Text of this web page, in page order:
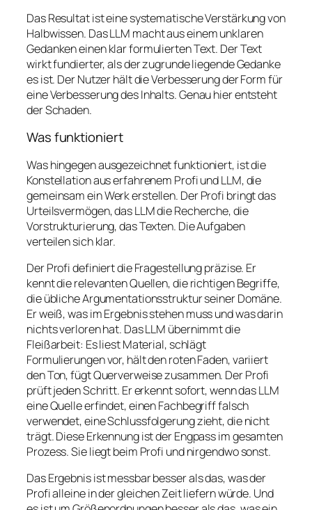
Das Resultat ist eine systematische Verstärkung von
Halbwissen. Das LLM macht aus einem unklaren
Gedanken einen klar formulierten Text. Der Text
wirkt fundierter, als der zugrunde liegende Gedanke
es ist. Der Nutzer hält die Verbesserung der Form für
eine Verbesserung des Inhalts. Genau hier entsteht
der Schaden.
Was funktioniert
Was hingegen ausgezeichnet funktioniert, ist die
Konstellation aus erfahrenem Profi und LLM, die
gemeinsam ein Werk erstellen. Der Profi bringt das
Urteilsvermögen, das LLM die Recherche, die
Vorstrukturierung, das Texten. Die Aufgaben
verteilen sich klar.
Der Profi definiert die Fragestellung präzise. Er
kennt die relevanten Quellen, die richtigen Begriffe,
die übliche Argumentationsstruktur seiner Domäne.
Er weiß, was im Ergebnis stehen muss und was darin
nichts verloren hat. Das LLM übernimmt die
Fleißarbeit: Es liest Material, schlägt
Formulierungen vor, hält den roten Faden, variiert
den Ton, fügt Querverweise zusammen. Der Profi
prüft jeden Schritt. Er erkennt sofort, wenn das LLM
eine Quelle erfindet, einen Fachbegriff falsch
verwendet, eine Schlussfolgerung zieht, die nicht
trägt. Diese Erkennung ist der Engpass im gesamten
Prozess. Sie liegt beim Profi und nirgendwo sonst.
Das Ergebnis ist messbar besser als das, was der
Profi alleine in der gleichen Zeit liefern würde. Und